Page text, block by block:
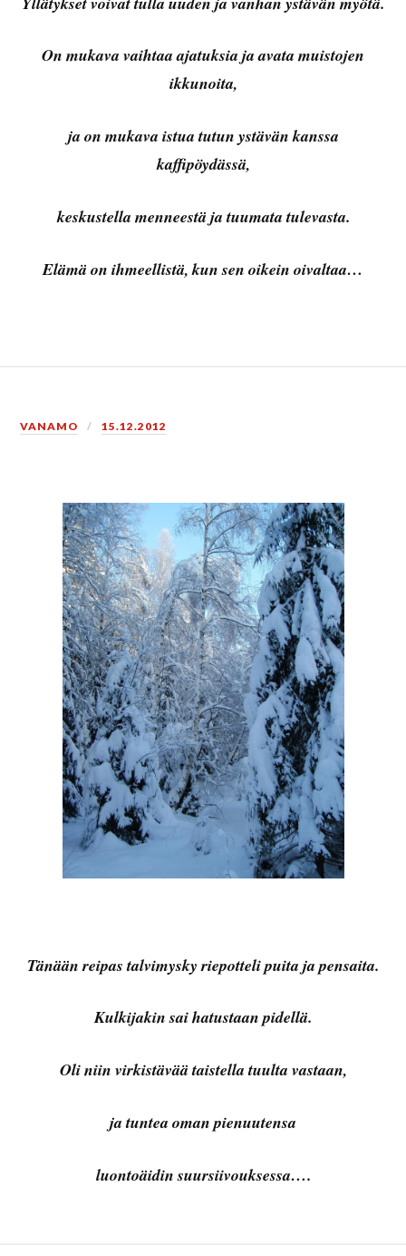
On mukava vaihtaa ajatuksia ja avata muistojen
ikkunoita,
ja on mukava istua tutun ystävän kanssa
kaffipöydässä,
keskustella menneestä ja tuumata tulevasta.
Elämä on ihmeellistä, kun sen oikein oivaltaa…
VANAMO 15.12.2012
Tänään reipas talvimysky riepotteli puita ja pensaita.
Kulkijakin sai hatustaan pidellä.
Oli niin virkistävää taistella tuulta vastaan,
ja tuntea oman pienuutensa
luontoäidin suursiivouksessa….